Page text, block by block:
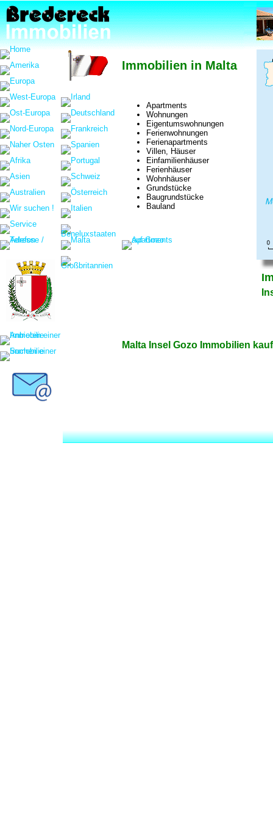
Immobilien in Malta
Apartments
Wohnungen
Eigentumswohnungen
Ferienwohnungen
Ferienapartments
Villen, Häuser
Einfamilienhäuser
Ferienhäuser
Wohnhäuser
Grundstücke
Baugrundstücke
Bauland
Malta Insel Gozo Immobilien